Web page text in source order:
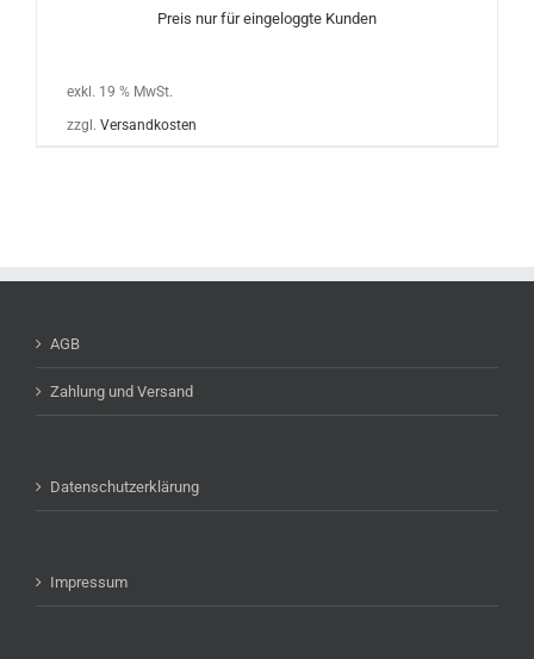
Preis nur für eingeloggte Kunden
exkl. 19 % MwSt.
zzgl. Versandkosten
AGB
Zahlung und Versand
Datenschutzerklärung
Impressum